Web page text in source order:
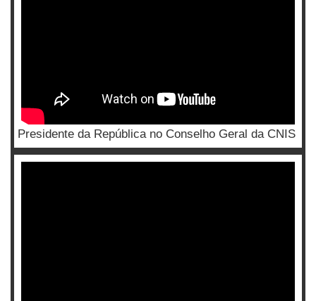
Presidente da República no Conselho Geral da CNIS